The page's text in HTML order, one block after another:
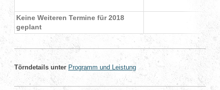
Keine Weiteren Termine für 2018
geplant
Törndetails unter Programm und Leistung